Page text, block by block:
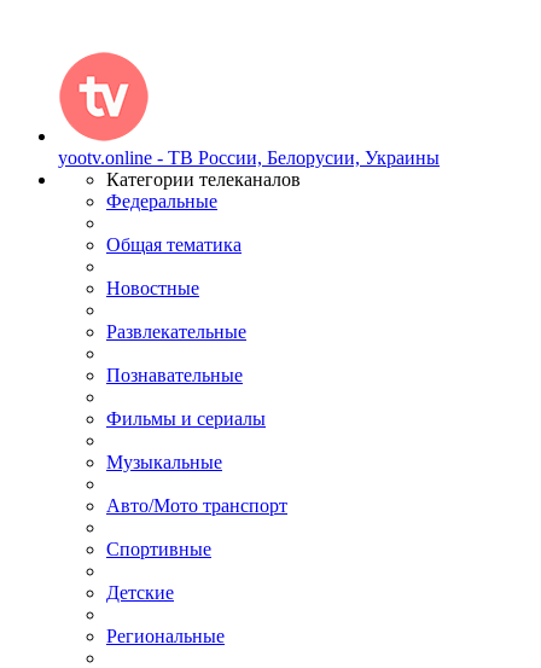
yootv.online - ТВ России, Белорусии, Украины
Категории телеканалов
Федеральные
Общая тематика
Новостные
Развлекательные
Познавательные
Фильмы и сериалы
Музыкальные
Авто/Мото транспорт
Спортивные
Детские
Региональные